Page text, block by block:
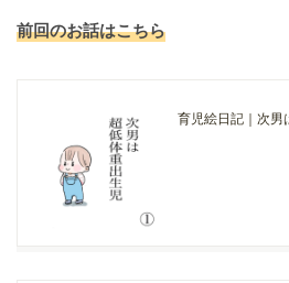
前回のお話はこちら
育児絵日記｜次男